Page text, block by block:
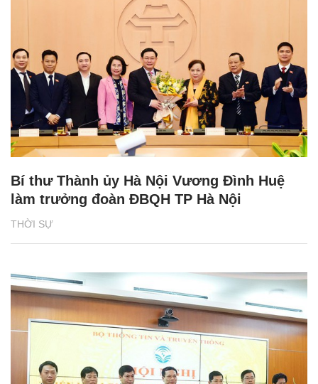
THỜI SỰ
Bí thư Thành ủy Hà Nội Vương Đình Huệ
làm trưởng đoàn ĐBQH TP Hà Nội